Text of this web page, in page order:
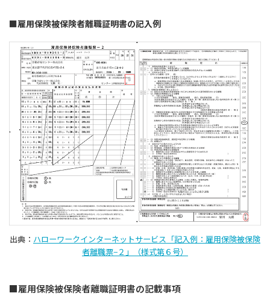
■雇用保険被保険者離職証明書の記入例
出典： ハローワークインターネットサービス「記入例：雇用保険被保険
者離職票−２」（様式第６号）
■雇用保険被保険者離職証明書の記載事項